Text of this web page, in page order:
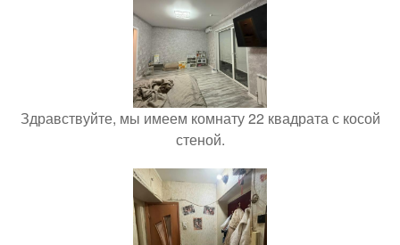
Здравствуйте, мы имеем комнату 22 квадрата с косой
стеной.